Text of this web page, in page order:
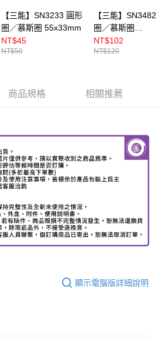
【三能】SN3233 圓形
圈／慕斯圈 55x33mm
NT$45
NT$50
【三能】
圈／慕斯圈
100x50mm
NT$102
NT$120
商品規格 相關推薦
顯示電腦版詳細說明